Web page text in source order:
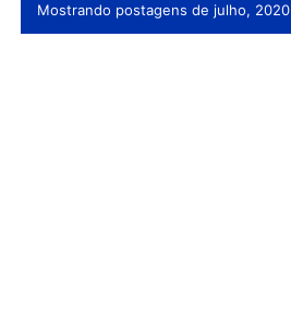
Mostrando postagens de julho, 2020